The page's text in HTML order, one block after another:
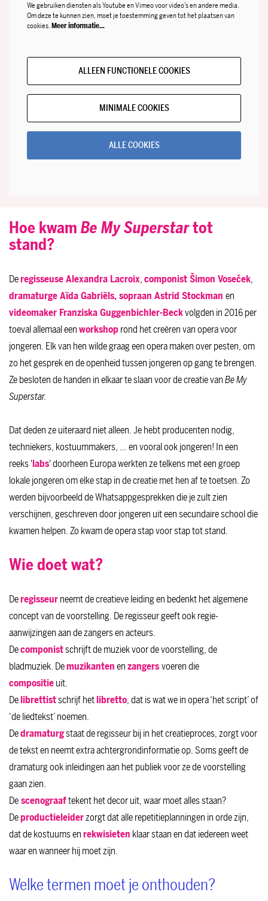
We gebruiken diensten als Youtube en Vimeo voor video's en andere media.
Om deze te kunnen zien, moet je toestemming geven tot het plaatsen van
cookies.Meer informatie…
ALLEEN FUNCTIONELE COOKIES
MINIMALE COOKIES
ALLE COOKIES
Hoe kwamBe My Superstartot
stand?
Deregisseuse Alexandra Lacroix,componist Šimon Voseček,
dramaturge Aïda Gabriëls, sopraan Astrid Stockman en
videomaker Franziska Guggenbichler-Beckvolgden in 2016 per
toeval allemaal eenworkshoprond het creëren van opera voor
jongeren. Elk van hen wilde graag een opera maken over pesten, om
zo het gesprek en de openheid tussen jongeren op gang te brengen.
Ze besloten de handen in elkaar te slaan voor de creatie vanBe My
Superstar.
Dat deden ze uiteraard niet alleen. Je hebt producenten nodig,
techniekers, kostuummakers, ... en vooral ook jongeren! In een
reeks 'labs' doorheen Europa werkten ze telkens met een groep
lokale jongeren om elke stap in de creatie met hen af te toetsen. Zo
werden bijvoorbeeld de Whatsappgesprekken die je zult zien
verschijnen, geschreven door jongeren uit een secundaire school die
kwamen helpen. Zo kwam de opera stap voor stap tot stand.
Wie doet wat?
Deregisseurneemt de creatieve leiding en bedenkt het algemene
concept van de voorstelling. De regisseur geeft ook regie-
aanwijzingen aan de zangers en acteurs.
Decomponistschrijft de muziek voor de voorstelling, de
bladmuziek. Demuzikantenenzangersvoeren die
compositieuit.
Delibrettistschrijf hetlibretto, dat is wat we in opera ‘het script’ of
‘de liedtekst’ noemen.
Dedramaturgstaat de regisseur bij in het creatieproces, zorgt voor
de tekst en neemt extra achtergrondinformatie op. Soms geeft de
dramaturg ook inleidingen aan het publiek voor ze de voorstelling
gaan zien.
Descenograaftekent het decor uit, waar moet alles staan?
Deproductieleiderzorgt dat alle repetitieplanningen in orde zijn,
dat de kostuums enrekwisieten klaar staan en dat iedereen weet
waar en wanneer hij moet zijn.
Welke termen moet je onthouden?